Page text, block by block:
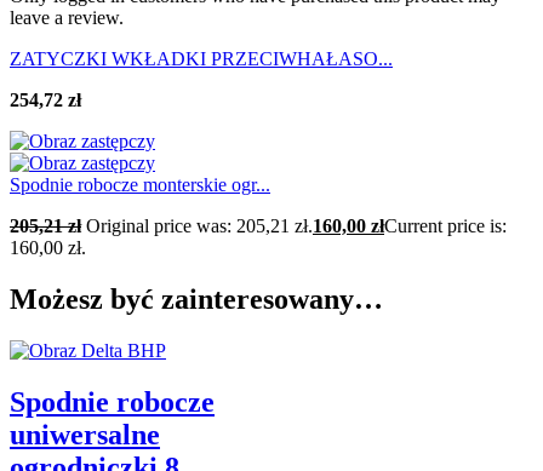
leave a review.
ZATYCZKI WKŁADKI PRZECIWHAŁASO...
254,72 zł
Spodnie robocze monterskie ogr...
205,21zł Original price was: 205,21 zł.160,00 złCurrent price is:
160,00 zł.
Możesz być zainteresowany…
Spodnie robocze
uniwersalne